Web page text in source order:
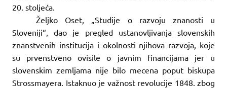
20. stoljeća.
Željko Oset, „Studije o razvoju znanosti u
Sloveniji“, dao je pregled ustanovljivanja slovenskih
znanstvenih institucija i okolnosti njihova razvoja, koje
su prvenstveno ovisile o javnim financijama jer u
slovenskim zemljama nije bilo mecena poput biskupa
Strossmayera. Istaknuo je važnost revolucije 1848. zbog